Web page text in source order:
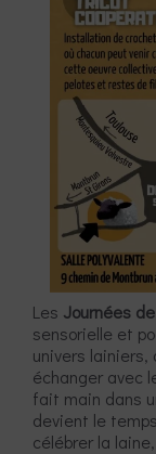
Les Journées
sensorielle et
univers
échanger avec
fait main dans
devient le
célébrer la